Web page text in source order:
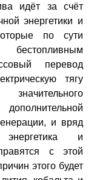
идёт за счёт
энергетики и
по сути
перевод
тягу
и вряд
и
с этой
этого будет